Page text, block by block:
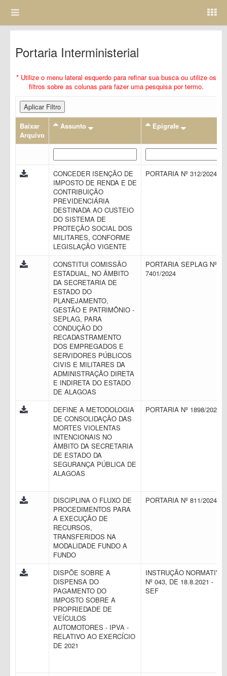
Portaria Interministerial
* Utilize o menu lateral esquerdo para refinar sua busca ou utilize os
filtros sobre as colunas para fazer uma pesquisa por termo.
Aplicar Filtro
Baixar
Arquivo
Assunto Epigrafe
CONCEDER ISENÇÃO DE
IMPOSTO DE RENDA E DE
CONTRIBUIÇÃO
PREVIDENCIÁRIA
DESTINADA AO CUSTEIO
DO SISTEMA DE
PROTEÇÃO SOCIAL DOS
MILITARES, CONFORME
LEGISLAÇÃO VIGENTE
PORTARIA Nº 312/2024
CONSTITUI COMISSÃO
ESTADUAL, NO ÂMBITO
DA SECRETARIA DE
ESTADO DO
PLANEJAMENTO,
GESTÃO E PATRIMÔNIO -
SEPLAG, PARA
CONDUÇÃO DO
RECADASTRAMENTO
DOS EMPREGADOS E
SERVIDORES PÚBLICOS
CIVIS E MILITARES DA
ADMINISTRAÇÃO DIRETA
E INDIRETA DO ESTADO
DE ALAGOAS
PORTARIA SEPLAG Nº
7401/2024
DEFINE A METODOLOGIA
DE CONSOLIDAÇÃO DAS
MORTES VIOLENTAS
INTENCIONAIS NO
ÂMBITO DA SECRETARIA
DE ESTADO DA
SEGURANÇA PÚBLICA DE
ALAGOAS
PORTARIA Nº 1898/2023
DISCIPLINA O FLUXO DE
PROCEDIMENTOS PARA
A EXECUÇÃO DE
RECURSOS,
TRANSFERIDOS NA
MODALIDADE FUNDO A
FUNDO
PORTARIA Nº 811/2024
DISPÕE SOBRE A
DISPENSA DO
PAGAMENTO DO
IMPOSTO SOBRE A
PROPRIEDADE DE
VEÍCULOS
AUTOMOTORES - IPVA -
RELATIVO AO EXERCÍCIO
DE 2021
INSTRUÇÃO NORMATIVA
Nº 043, DE 18.8.2021 -
SEF